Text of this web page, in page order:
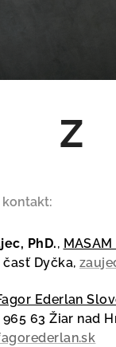
Z
kontakt:
PhD., MASAM
časť Dyčka,
Ederlan
965 63 Žiar nad